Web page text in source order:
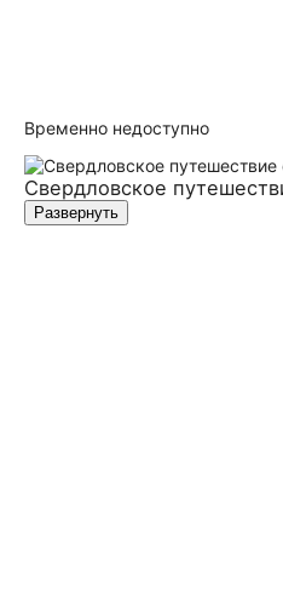
Временно недоступно
Свердловское
Развернуть